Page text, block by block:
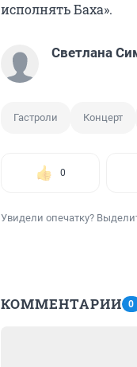
исполнять Баха».
Светлана
Гастроли Концерт
0
Увидели опечатку?
КОММЕНТАРИИ 0